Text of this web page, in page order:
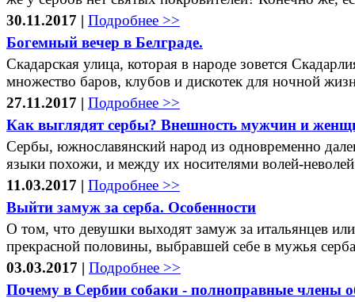
30.11.2017 | Подробнее >>
Богемный вечер в Белграде.
Скадарская улица, которая в народе зовется
множество баров, клубов и дискотек для ночной
27.11.2017 | Подробнее >>
Как выглядят сербы? Внешность мужчин и
Сербы, южнославянский народ из одновременно
языки похожи, и между их носителями волей-
11.03.2017 | Подробнее >>
Выйти замуж за серба. Особенности
О том, что девушки выходят замуж за итальянцев
прекрасной половины, выбравшей себе в мужья
03.03.2017 | Подробнее >>
Почему в Сербии собаки - полноправные члены